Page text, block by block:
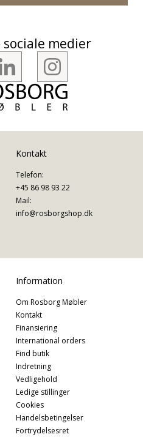
sociale medier
Kontakt
Telefon:
+45 86 98 93 22
Mail:
info@rosborgshop.dk
Information
Om Rosborg Møbler
Kontakt
Finansiering
International orders
Find butik
Indretning
Vedligehold
Ledige stillinger
Cookies
Handelsbetingelser
Fortrydelsesret